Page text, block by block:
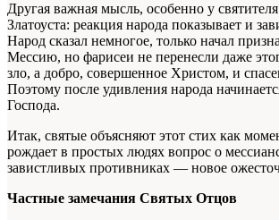
Другая важная мысль, особенно у
Златоуста: реакция народа показывает и
Народ сказал немногое, только начал
Мессию, но фарисеи не перенесли даже
зло, а добро, совершенное Христом, и
Поэтому после удивления народа
Господа.
Итак, святые объясняют этот стих как
рождает в простых людях вопрос о
завистливых противниках — новое
Частные замечания Святых Отцов